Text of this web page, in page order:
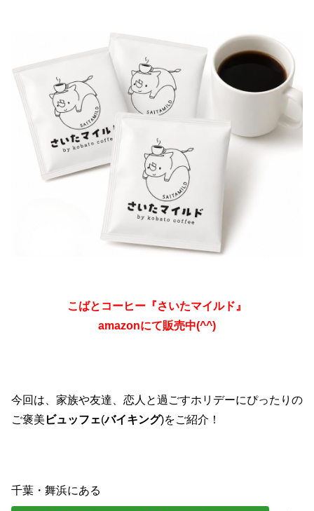
こばとコーヒー『さいたマイルド』
amazonにて販売中(^^)
今回は、家族や友達、恋人と過ごすホリデーにぴったりの
ご褒美 ビュッフェ(バイキング)をご紹介！
千葉・舞浜にある